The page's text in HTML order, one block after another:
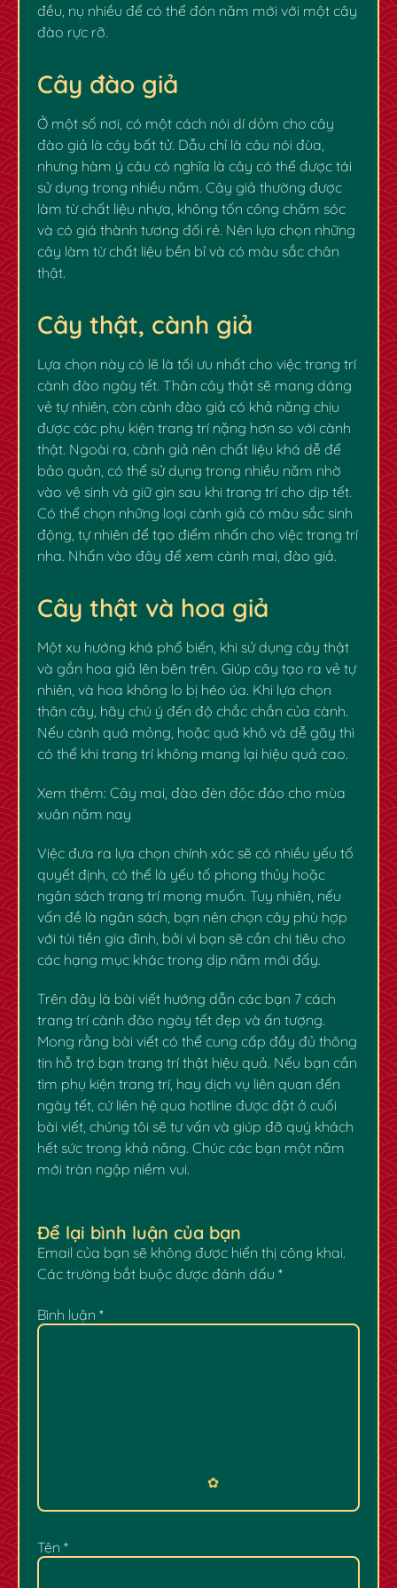
đều, nụ nhiều để có thể đón năm mới với một cây
đào rực rỡ.
Cây đào giả
Ở một số nơi, có một cách nói dí dỏm cho cây
đào giả là cây bất tử. Dẫu chỉ là câu nói đùa,
nhưng hàm ý câu có nghĩa là cây có thể được tái
sử dụng trong nhiều năm. Cây giả thường được
làm từ chất liệu nhựa, không tốn công chăm sóc
và có giá thành tương đối rẻ. Nên lựa chọn những
cây làm từ chất liệu bền bỉ và có màu sắc chân
thật.
Cây thật, cành giả
Lựa chọn này có lẽ là tối ưu nhất cho việc trang trí
cành đào ngày tết. Thân cây thật sẽ mang dáng
vẻ tự nhiên, còn cành đào giả có khả năng chịu
được các phụ kiện trang trí nặng hơn so với cành
thật. Ngoài ra, cành giả nên chất liệu khá dễ để
bảo quản, có thể sử dụng trong nhiều năm nhờ
vào vệ sinh và giữ gìn sau khi trang trí cho dịp tết.
Có thể chọn những loại cành giả có màu sắc sinh
động, tự nhiên để tạo điểm nhấn cho việc trang trí
nha. Nhấn vào đây để xem cành mai, đào giả.
Cây thật và hoa giả
Một xu hướng khá phổ biến, khi sử dụng cây thật
và gắn hoa giả lên bên trên. Giúp cây tạo ra vẻ tự
nhiên, và hoa không lo bị héo úa. Khi lựa chọn
thân cây, hãy chú ý đến độ chắc chắn của cành.
Nếu cành quá mỏng, hoặc quá khô và dễ gãy thì
có thể khi trang trí không mang lại hiệu quả cao.
Xem thêm: Cây mai, đào đèn độc đáo cho mùa
xuân năm nay
Việc đưa ra lựa chọn chính xác sẽ có nhiều yếu tố
quyết định, có thể là yếu tố phong thủy hoặc
ngân sách trang trí mong muốn. Tuy nhiên, nếu
vấn đề là ngân sách, bạn nên chọn cây phù hợp
với túi tiền gia đình, bởi vì bạn sẽ cần chi tiêu cho
các hạng mục khác trong dịp năm mới đấy.
Trên đây là bài viết hướng dẫn các bạn 7 cách
trang trí cành đào ngày tết đẹp và ấn tượng.
Mong rằng bài viết có thể cung cấp đầy đủ thông
tin hỗ trợ bạn trang trí thật hiệu quả. Nếu bạn cần
tìm phụ kiện trang trí, hay dịch vụ liên quan đến
ngày tết, cứ liên hệ qua hotline được đặt ở cuối
bài viết, chúng tôi sẽ tư vấn và giúp đỡ quý khách
hết sức trong khả năng. Chúc các bạn một năm
mới tràn ngập niềm vui.
Để lại bình luận của bạn
Email của bạn sẽ không được hiển thị công khai.
Các trường bắt buộc được đánh dấu *
Bình luận *
Tên *